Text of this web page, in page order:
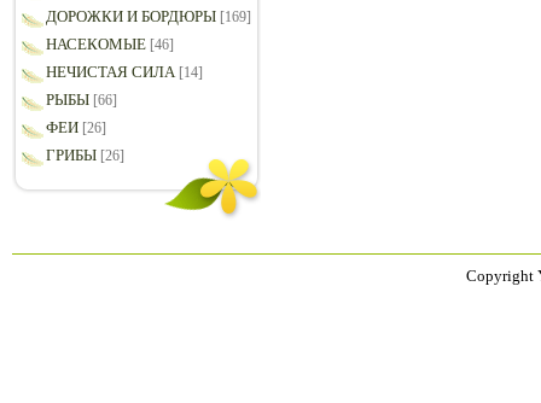
ДОРОЖКИ И БОРДЮРЫ [169]
НАСЕКОМЫЕ [46]
НЕЧИСТАЯ СИЛА [14]
РЫБЫ [66]
ФЕИ [26]
ГРИБЫ [26]
Copyright